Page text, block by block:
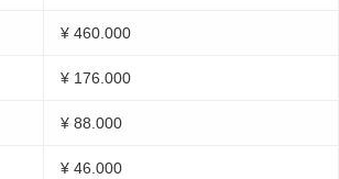
¥ 460.000
¥ 176.000
¥ 88.000
¥ 46.000